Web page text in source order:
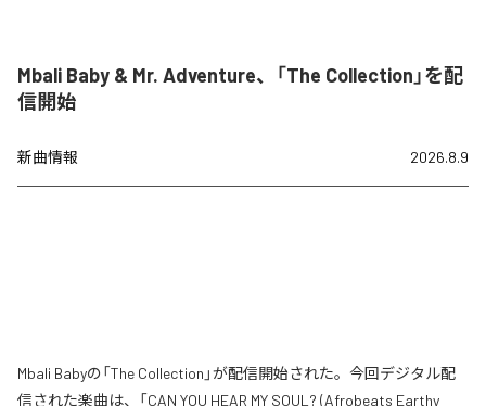
Mbali Baby & Mr. Adventure、「The Collection」を配
信開始
新曲情報 2026.8.9
Mbali Babyの「The Collection」が配信開始された。今回デジタル配
信された楽曲は、「CAN YOU HEAR MY SOUL? (Afrobeats Earthy